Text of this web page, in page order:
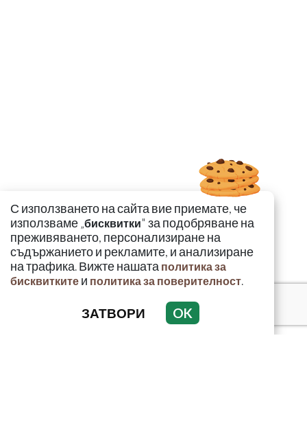
С използването на сайта вие приемате, че
използваме „бисквитки" за подобряване на
преживяването, персонализиране на
съдържанието и рекламите, и анализиране
на трафика. Вижте нашата политика за
бисквитките и политика за поверителност.
ЗАТВОРИ OK